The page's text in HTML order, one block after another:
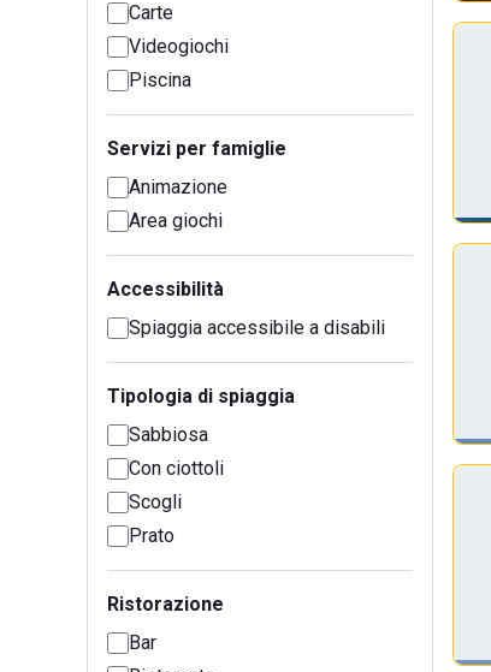
Carte
Videogiochi
Piscina
Servizi per famiglie
Animazione
Area giochi
Accessibilità
Spiaggia accessibile a disabili
Tipologia di spiaggia
Sabbiosa
Con ciottoli
Scogli
Prato
Ristorazione
Bar